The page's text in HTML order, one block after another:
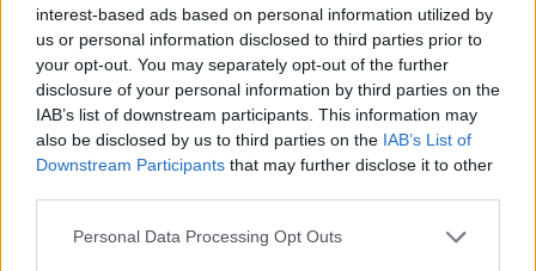
interest-based ads based on personal information utilized by
us or personal information disclosed to third parties prior to
your opt-out. You may separately opt-out of the further
disclosure of your personal information by third parties on the
IAB’s list of downstream participants. This information may
also be disclosed by us to third parties on the IAB’s List of
Downstream Participants that may further disclose it to other
Personal Data Processing Opt Outs
Így próbálják túlélni a kegyetlen hőséget a
magyar melósok: ingyen sör és jégkrém jár a
gyárakban
A kánikula elleni védekezést bonyolítja, hogy a
kormányzati elvárásokkal összhangban a cégeknek az
energiafogyasztásukat is mérsékelniük kell.